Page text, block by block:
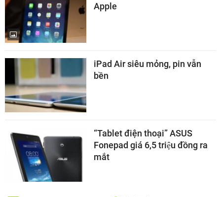
Apple
iPad Air siêu mỏng, pin vẫn
bền
“Tablet điện thoại” ASUS
Fonepad giá 6,5 triệu đồng ra
mắt